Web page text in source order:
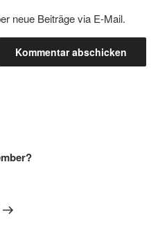
neue Beiträge via E-Mail.